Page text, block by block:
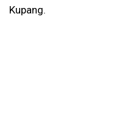
Kupang.